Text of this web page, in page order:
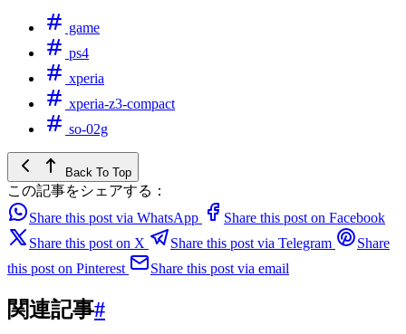
game
ps4
xperia
xperia-z3-compact
so-02g
Back To Top
この記事をシェアする：
Share this post via WhatsApp
Share this post on Facebook
Share this post on X
Share this post via Telegram
Share
this post on Pinterest
Share this post via email
関連記事#